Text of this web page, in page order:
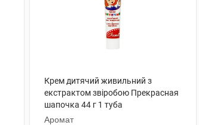
Крем дитячий живильний з
екстрактом звіробою Прекрасная
шапочка 44 г 1 туба
Аромат